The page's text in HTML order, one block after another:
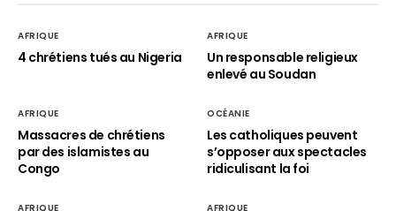
AFRIQUE
4 chrétiens tués au Nigeria
AFRIQUE
Un responsable religieux
enlevé au Soudan
AFRIQUE
Massacres de chrétiens
par des islamistes au
Congo
OCÉANIE
Les catholiques peuvent
s’opposer aux spectacles
ridiculisant la foi
AFRIQUE AFRIQUE